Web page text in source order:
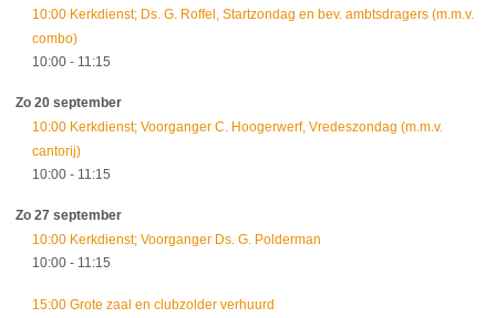
10:00 Kerkdienst; Ds. G. Roffel, Startzondag en bev. ambtsdragers (m.m.v.
combo)
10:00 - 11:15
Zo 20 september
10:00 Kerkdienst; Voorganger C. Hoogerwerf, Vredeszondag (m.m.v.
cantorij)
10:00 - 11:15
Zo 27 september
10:00 Kerkdienst; Voorganger Ds. G. Polderman
10:00 - 11:15
15:00 Grote zaal en clubzolder verhuurd